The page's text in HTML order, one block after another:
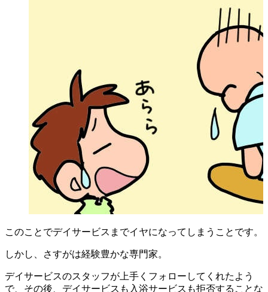
このことでデイサービスまでイヤになってしまうことです。
しかし、さすがは経験豊かな専門家。
デイサービスのスタッフが上手くフォローしてくれたよう
で、その後、デイサービスも入浴サービスも拒否することな